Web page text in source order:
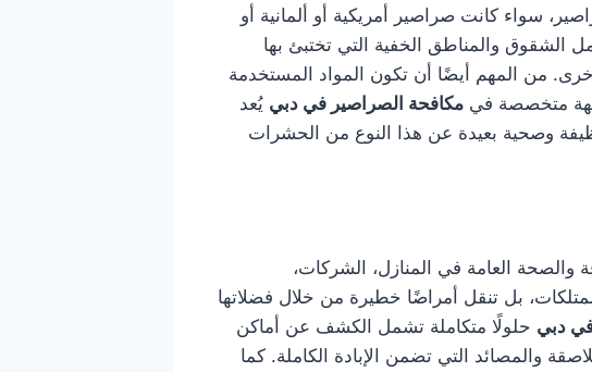
سواء كانت صراصير أمريكية أو ألمانية أو
والمناطق الخفية التي تختبئ بها
من المهم أيضًا أن تكون المواد المستخدمة
جهة متخصصة فيمكافحة الصراصير في دبي يُعد
وصحية بعيدة عن هذا النوع من الحشرات
العامة في المنازل، الشركات،
بل تنقل أمراضًا خطيرة من خلال فضلاتها
في دبي حلولًا متكاملة تشمل الكشف عن أماكن
والمصائد التي تضمن الإبادة الكاملة. كما